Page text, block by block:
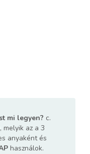
mi legyen? c.
melyik az a 3
anyaként és
használok.